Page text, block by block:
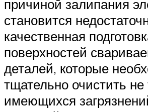
причиной залипания
становится
качественная
поверхностей
деталей, которые
тщательно очистить не
имеющихся